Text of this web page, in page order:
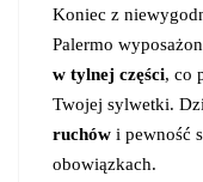
Koniec z
Palermo
w tylnej części, co
Twojej sylwetki.
ruchów i pewność
obowiązkach.